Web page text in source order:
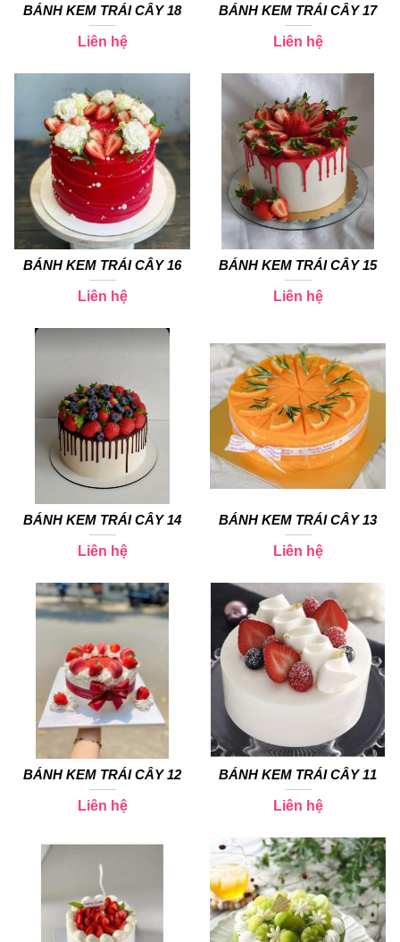
BÁNH KEM TRÁI CÂY 18
Liên hệ
BÁNH KEM TRÁI CÂY 17
Liên hệ
BÁNH KEM TRÁI CÂY 16
Liên hệ
BÁNH KEM TRÁI CÂY 15
Liên hệ
BÁNH KEM TRÁI CÂY 14
Liên hệ
BÁNH KEM TRÁI CÂY 13
Liên hệ
BÁNH KEM TRÁI CÂY 12
Liên hệ
BÁNH KEM TRÁI CÂY 11
Liên hệ